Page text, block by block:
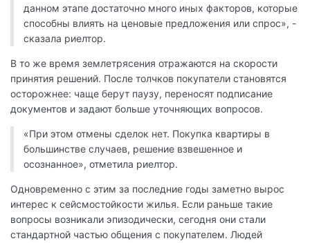
данном этапе достаточно много иных факторов, которые
способны влиять на ценовые предложения или спрос», -
сказала риелтор.
В то же время землетрясения отражаются на скорости
принятия решений. После толчков покупатели становятся
осторожнее: чаще берут паузу, переносят подписание
документов и задают больше уточняющих вопросов.
«При этом отмены сделок нет. Покупка квартиры в
большинстве случаев, решение взвешенное и
осознанное», отметила риелтор.
Одновременно с этим за последние годы заметно вырос
интерес к сейсмостойкости жилья. Если раньше такие
вопросы возникали эпизодически, сегодня они стали
стандартной частью общения с покупателем. Людей